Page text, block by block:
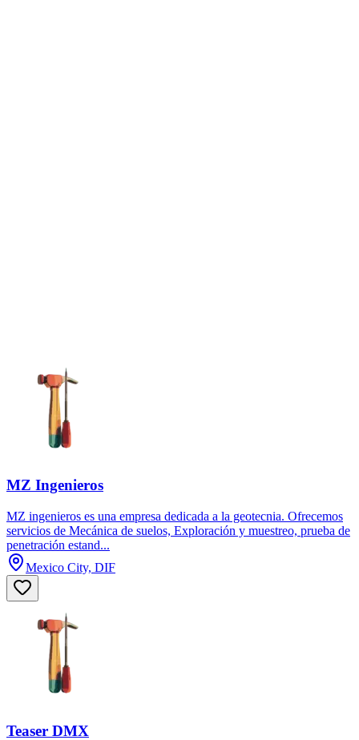
MZ Ingenieros
MZ ingenieros es una empresa dedicada a la geotecnia. Ofrecemos
servicios de Mecánica de suelos, Exploración y muestreo, prueba de
penetración estand...
Mexico City, DIF
Teaser DMX